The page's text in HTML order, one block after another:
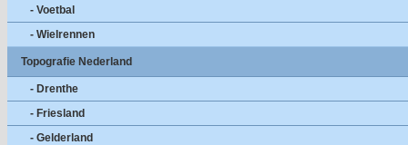
- Voetbal
- Wielrennen
Topografie Nederland
- Drenthe
- Friesland
- Gelderland